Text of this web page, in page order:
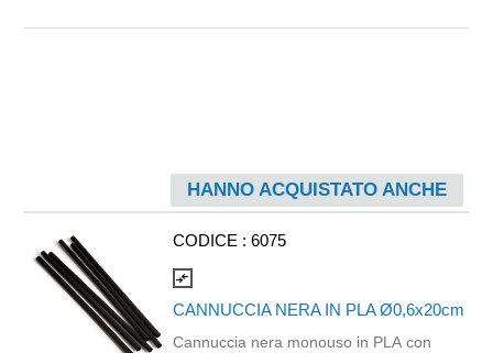
HANNO ACQUISTATO ANCHE
CODICE : 6075
compare_arrows
CANNUCCIA NERA IN PLA Ø0,6x20cm
Cannuccia nera monouso in PLA con